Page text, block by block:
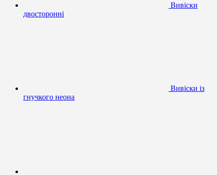
Вивіски
двосторонні
Вивіски із
гнучкого неона